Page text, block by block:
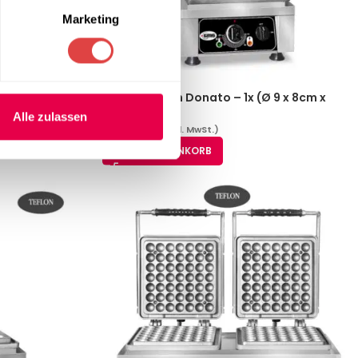
Marketing
Alle zulassen
x 1,5 cm WE-
– Waffeleisen Donato – 1x (Ø 9 x 8cm x
(inkl. MwSt.)
IN DEN WARENKORB